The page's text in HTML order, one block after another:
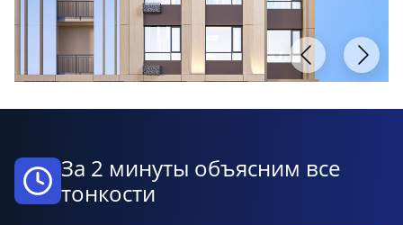
За 2 минуты объясним все
тонкости